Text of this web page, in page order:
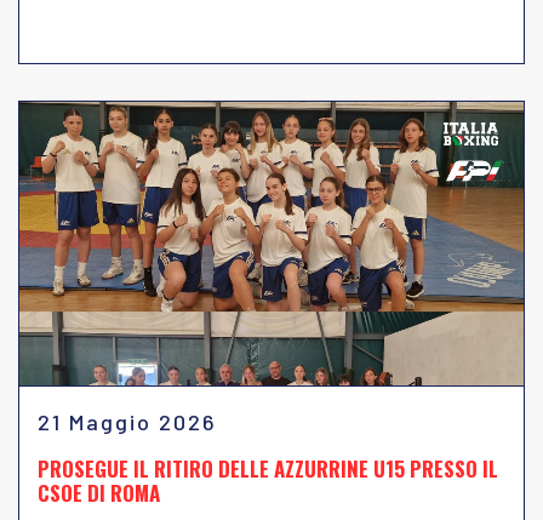
21 Maggio 2026
PROSEGUE IL RITIRO DELLE AZZURRINE U15 PRESSO IL
CSOE DI ROMA